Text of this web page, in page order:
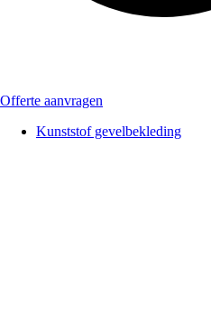
Offerte aanvragen
Kunststof gevelbekleding